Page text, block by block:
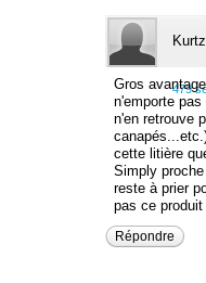
479
Gros
n'emporte
n'en retrouve
cette litière
Simply proche
reste à prier
pas ce produit
Répondre